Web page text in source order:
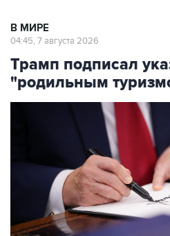
В МИРЕ
04:45, 7 августа 2026
Трамп подписал
"родильным